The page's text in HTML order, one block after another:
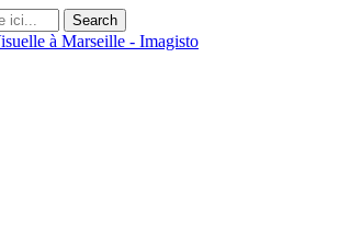
Search